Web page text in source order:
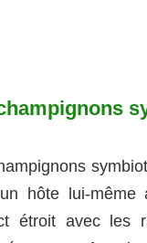
hôte lui-même
étroit avec les